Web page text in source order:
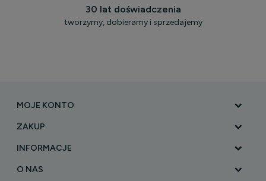
30 lat doświadczenia
tworzymy, dobieramy i sprzedajemy
MOJE KONTO
ZAKUP
INFORMACJE
O NAS